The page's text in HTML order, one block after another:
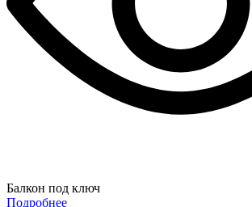
Балкон под ключ
Подробнее